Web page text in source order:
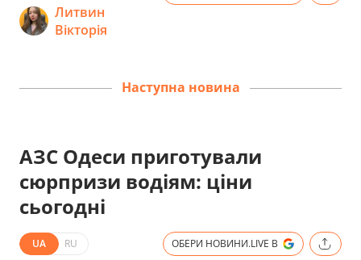
Литвин
Вікторія
Наступна новина
АЗС Одеси приготували
сюрпризи водіям: ціни
сьогодні
UA RU ОБЕРИ НОВИНИ.LIVE В